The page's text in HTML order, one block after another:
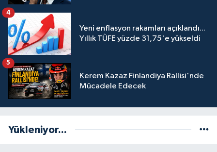
Yeni enflasyon rakamları açıklandı...
Yıllık TÜFE yüzde 31,75'e yükseldi
4
Kerem Kazaz Finlandiya Rallisi'nde
Mücadele Edecek
5
Yükleniyor...